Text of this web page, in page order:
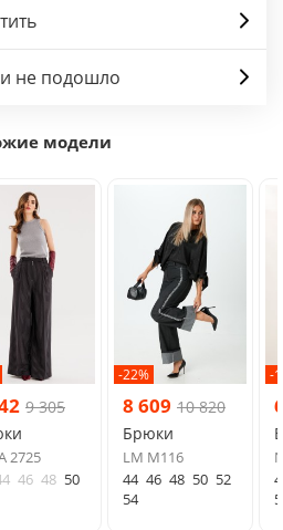
не подошло
модели
9 305
2725
46 48 50
-22%
8 609 10 820
Брюки
LM М116
44 46 48 50 52
54
-